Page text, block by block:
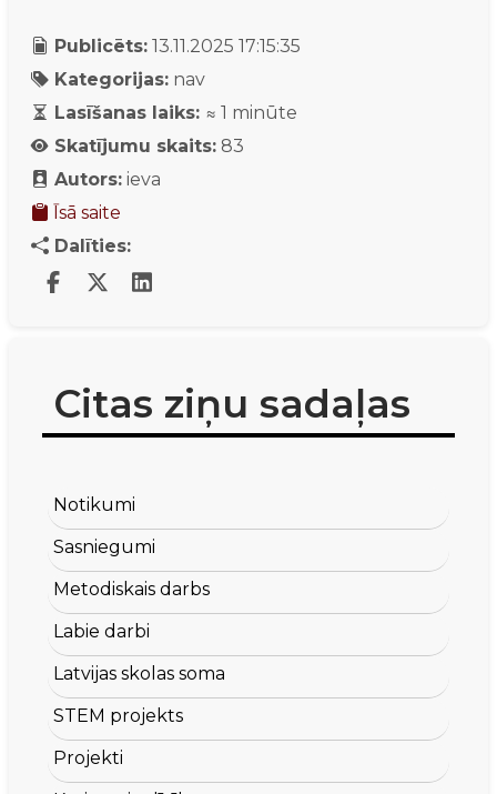
Publicēts: 13.11.2025 17:15:35
Kategorijas: nav
Lasīšanas laiks: ≈ 1 minūte
Skatījumu skaits: 83
Autors: ieva
Īsā saite
Dalīties:
Citas ziņu sadaļas
Notikumi
Sasniegumi
Metodiskais darbs
Labie darbi
Latvijas skolas soma
STEM projekts
Projekti